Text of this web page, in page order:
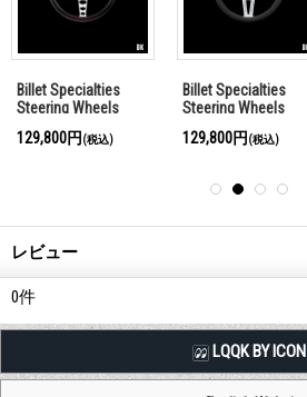
Billet Specialties
Steering Wheels
129,800円 (税込)
Billet Specialties
Steering Wheels
129,800円 (税込)
レビュー
0件
LQQK BY ICON